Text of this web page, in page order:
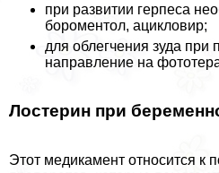
при развитии гepпeса
бороментол, ацикловир;
для облегчения зуда при
направление на
Лостерин при
Этот медикамент относится к